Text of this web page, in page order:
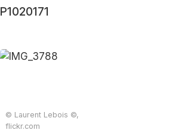
P1020171
© Laurent Lebois ©,
flickr.com